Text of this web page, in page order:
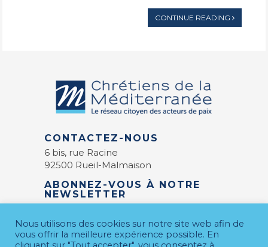
CONTINUE READING
CONTACTEZ-NOUS
6 bis, rue Racine
92500 Rueil-Malmaison
ABONNEZ-VOUS À NOTRE
NEWSLETTER
E-mail*
Nous utilisons des cookies sur notre site web afin de
vous offrir la meilleure expérience possible. En